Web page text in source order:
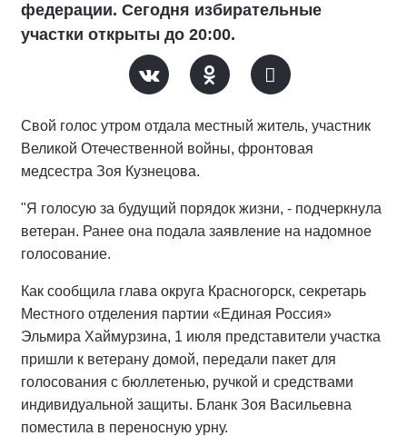
федерации. Сегодня избирательные
участки открыты до 20:00.
Свой голос утром отдала местный житель, участник
Великой Отечественной войны, фронтовая
медсестра Зоя Кузнецова.
"Я голосую за будущий порядок жизни, - подчеркнула
ветеран. Ранее она подала заявление на надомное
голосование.
Как сообщила глава округа Красногорск, секретарь
Местного отделения партии «Единая Россия»
Эльмира Хаймурзина, 1 июля представители участка
пришли к ветерану домой, передали пакет для
голосования с бюллетенью, ручкой и средствами
индивидуальной защиты. Бланк Зоя Васильевна
поместила в переносную урну.